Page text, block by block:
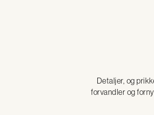
Detaljer, og
forvandler og